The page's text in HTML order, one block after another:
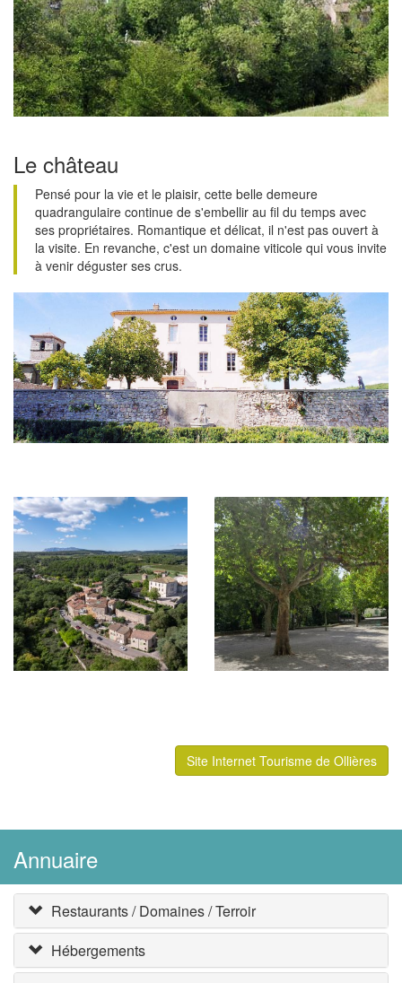
Le château
Pensé pour la vie et le plaisir, cette belle demeure
quadrangulaire continue de s'embellir au fil du temps avec
ses propriétaires. Romantique et délicat, il n'est pas ouvert à
la visite. En revanche, c'est un domaine viticole qui vous invite
à venir déguster ses crus.
Site Internet Tourisme de Ollières
Annuaire
Restaurants / Domaines / Terroir
Hébergements